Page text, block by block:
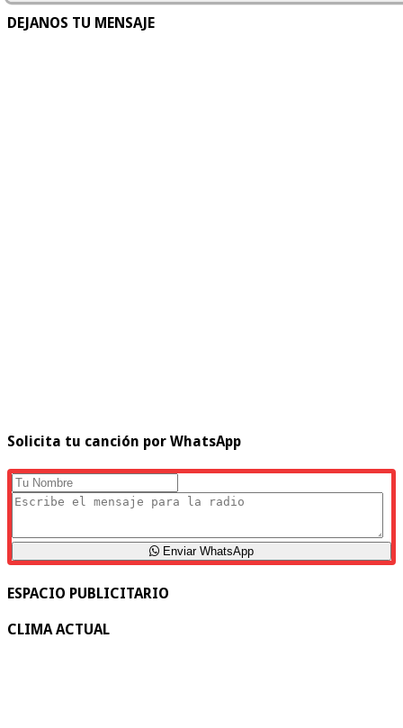
DEJANOS TU MENSAJE
Solicita tu canción por WhatsApp
Enviar WhatsApp
ESPACIO PUBLICITARIO
CLIMA ACTUAL